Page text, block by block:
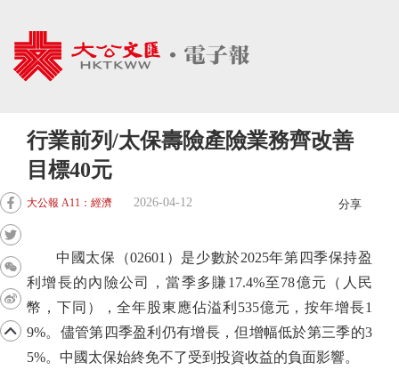
行業前列/太保壽險產險業務齊改善
目標40元
大公報 A11：經濟 2026-04-12 分享
中國太保（02601）是少數於2025年第四季保持盈
利增長的內險公司，當季多賺17.4%至78億元（人民
幣，下同），全年股東應佔溢利535億元，按年增長1
9%。儘管第四季盈利仍有增長，但增幅低於第三季的3
5%。中國太保始終免不了受到投資收益的負面影響。